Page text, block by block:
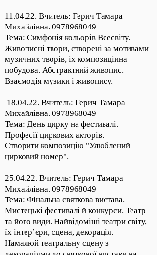
11.04.22. Вчитель: Герич Тамара
Михайлівна. 0978968049
Тема: Симфонія кольорів Всесвіту.
Живописні твори, створені за мотивами
музичних творів, іх композиційна
побудова. Абстрактний живопис.
Взаємодія музики і живопису.
18.04.22. Вчитель: Герич Тамара
Михайлівна. 0978968049
Тема: День цирку на фестивалі.
Професії циркових акторів.
Створити композицію "Улюблений
цирковий номер".
25.04.22. Вчитель: Герич Тамара
Михайлівна. 0978968049
Тема: Фінальна святкова вистава.
Мистецькі фестивалі й конкурси. Театр
та його види. Найвідоміші театри світу,
їх інтер’єри, сцена, декорація.
Намалюй театральну сцену з